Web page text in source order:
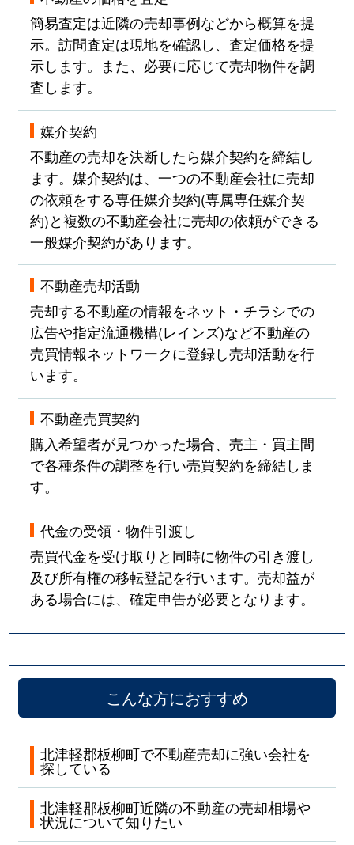
簡易査定は近隣の売却事例などから概算を提
示。訪問査定は現地を確認し、査定価格を提
示します。また、必要に応じて売却物件を調
査します。
媒介契約
不動産の売却を決断したら媒介契約を締結し
ます。媒介契約は、一つの不動産会社に売却
の依頼をする専任媒介契約(専属専任媒介契
約)と複数の不動産会社に売却の依頼ができる
一般媒介契約があります。
不動産売却活動
売却する不動産の情報をネット・チラシでの
広告や指定流通機構(レインズ)など不動産の
売買情報ネットワークに登録し売却活動を行
います。
不動産売買契約
購入希望者が見つかった場合、売主・買主間
で各種条件の調整を行い売買契約を締結しま
す。
代金の受領・物件引渡し
売買代金を受け取りと同時に物件の引き渡し
及び所有権の移転登記を行います。売却益が
ある場合には、確定申告が必要となります。
こんな方におすすめ
北津軽郡板柳町で不動産売却に強い会社を
探している
北津軽郡板柳町近隣の不動産の売却相場や
状況について知りたい